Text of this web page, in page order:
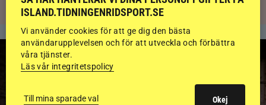
ISLAND.TIDNINGENRIDSPORT.SE
Vi använder cookies för att ge dig den bästa
användarupplevelsen och för att utveckla och förbättra
våra tjänster.
Läs vår integritetspolicy
Till mina sparade val Okej